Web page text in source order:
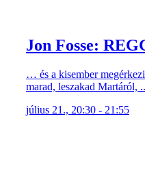
Jon Fosse:
… és a kisember
marad, leszakad Martáról,
július 21., 20:30 - 21:55